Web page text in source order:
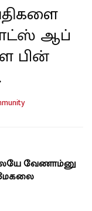
ஆப்
பின்
வேணாம்னு